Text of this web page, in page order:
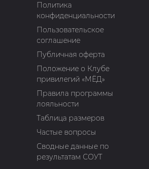
Политика
конфиденциальности
Пользовательское
соглашение
Публичная оферта
Положение о Клубе
привилегий «МЁД»
Правила программы
лояльности
Таблица размеров
Частые вопросы
Сводные данные по
результатам СОУТ